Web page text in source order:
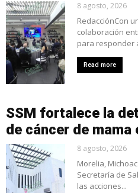
8 agosto, 2026
RedacciónCon
colaboración
para responder
Read more
SSM fortalece la
de cáncer de mama
8 agosto, 2026
Morelia,
Secretaría de
las acciones...